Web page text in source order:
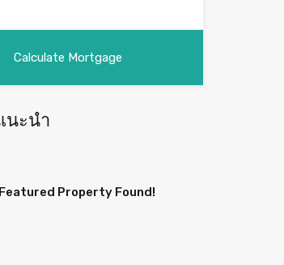
นะนำ
Property Found!